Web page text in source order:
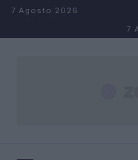
Salta al contenuto
7 Agosto 2026
7